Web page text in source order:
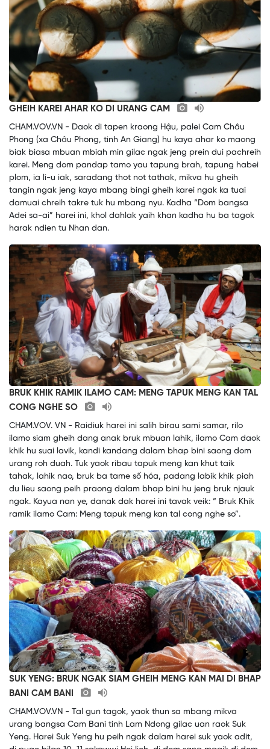
GHEIH KAREI AHAR KO DI URANG CAM
CHAM.VOV.VN - Daok di tapen kraong Hậu, palei Cam Châu
Phong (xa Châu Phong, tinh An Giang) hu kaya ahar ko maong
biak biasa mbuan mbiah min gilac ngak jeng prein dui pachreih
karei. Meng dom pandap tamo yau tapung brah, tapung habei
plom, ia li-u iak, saradang thot not tathak, mikva hu gheih
tangin ngak jeng kaya mbang bingi gheih karei ngak ka tuai
damuai chreih takre tuk hu mbang nyu. Kadha “Dom bangsa
Adei sa-ai” harei ini, khol dahlak yaih khan kadha hu ba tagok
harak ndien tu Nhan dan.
BRUK KHIK RAMIK ILAMO CAM: MENG TAPUK MENG KAN TAL
CONG NGHE SO
CHAM.VOV. VN - Raidiuk harei ini salih birau sami samar, rilo
ilamo siam gheih dang anak bruk mbuan lahik, ilamo Cam daok
khik hu suai lavik, kandi kandang dalam bhap bini saong dom
urang roh duah. Tuk yaok ribau tapuk meng kan khut taik
tahak, lahik nao, bruk ba tame số hóa, padang labik khik piah
du lieu saong peih praong dalam bhap bini hu jeng bruk njauk
ngak. Kayua nan ye, danak dak harei ini tavak veik: “ Bruk Khik
ramik ilamo Cam: Meng tapuk meng kan tal cong nghe so”.
SUK YENG: BRUK NGAK SIAM GHEIH MENG KAN MAI DI BHAP
BANI CAM BANI
CHAM.VOV.VN - Tal gun tagok, yaok thun sa mbang mikva
urang bangsa Cam Bani tinh Lam Ndong gilac uan raok Suk
Yeng. Harei Suk Yeng hu peih ngak dalam harei suk yaok adit,